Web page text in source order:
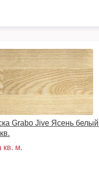
Grabo Jive Ясень
кв. м.